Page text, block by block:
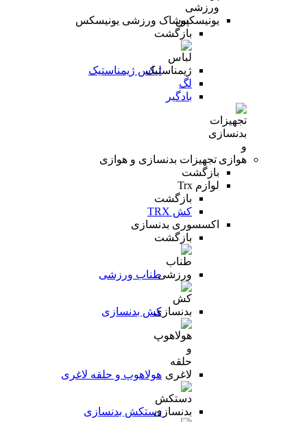
پوشاک ورزشی یونیسکس
بازگشت
لباس ژیمناستیک
لگ
بادگیر
تجهیزات بدنسازی و هوازی
بازگشت
لوازم Trx
بازگشت
کش TRX
اکسسوری بدنسازی
بازگشت
طناب ورزشی
کش بدنسازی
هولاهوپ و حلقه لاغری
دستکش بدنسازی